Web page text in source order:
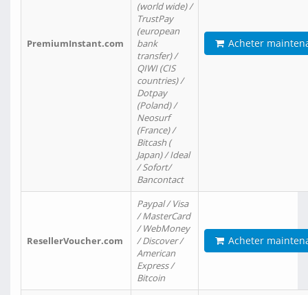
PremiumInstant.com
(world wide) /
TrustPay
(european
bank
transfer) /
QIWI (CIS
countries) /
Dotpay
(Poland) /
Neosurf
(France) /
Bitcash (
Japan) / Ideal
/ Sofort/
Bancontact
Acheter
ResellerVoucher.com
Paypal / Visa
/ MasterCard
/ WebMoney
/ Discover /
American
Express /
Bitcoin
Acheter